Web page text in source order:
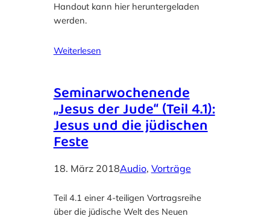
Handout kann hier heruntergeladen
werden.
Weiterlesen
Seminarwochenende
„Jesus der Jude“ (Teil 4.1):
Jesus und die jüdischen
Feste
18. März 2018Audio, Vorträge
Teil 4.1 einer 4-teiligen Vortragsreihe
über die jüdische Welt des Neuen